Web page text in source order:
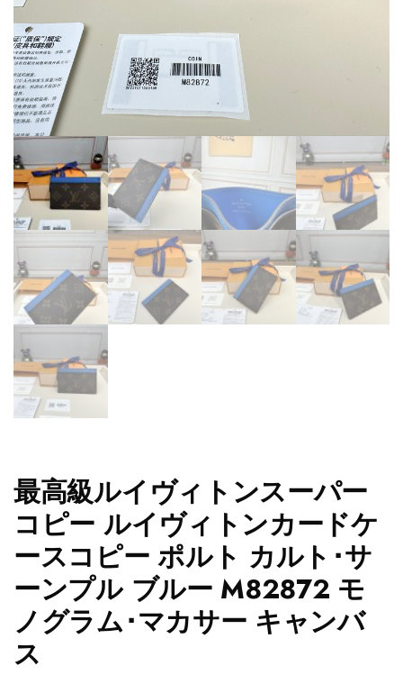
最高級ルイヴィトンスーパー
コピー ルイヴィトンカードケ
ースコピー ポルト カルト･サ
ーンプル ブルー M82872 モ
ノグラム･マカサー キャンバ
ス